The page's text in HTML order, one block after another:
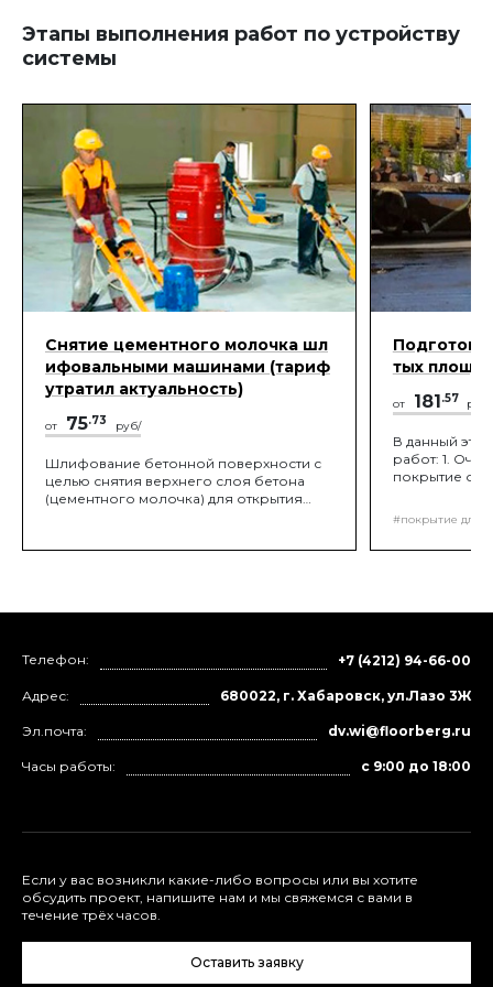
площадок, беговых дорожек,
травмобезопасных покрытий на
лестницах и пандусах, в помещениях для
сельскохозяйственных животных и т.д.
Этапы выполнения работ по устройству
системы
Снятие цементного молочка шл
ифовальными машинами (тариф
утратил актуальность)
от 75.73 руб/
Шлифование бетонной поверхности с
целью снятия верхнего слоя бетона
(цементного молочка) для открытия
будущего покрытия с основанием.
тых
от 181 .57
В данный
работ: 1.
покрытие от
#покрытие для
Телефон: +7 (4212) 94-66-00
Адрес: 680022, г. Хабаровск, ул.Лазо 3Ж
Эл.почта: dv.wi@floorberg.ru
Часы работы: с 9:00 до 18:00
Если у вас возникли какие-либо вопросы или вы хотите
обсудить проект, напишите нам и мы свяжемся с вами в
течение трёх часов.
Оставить заявку